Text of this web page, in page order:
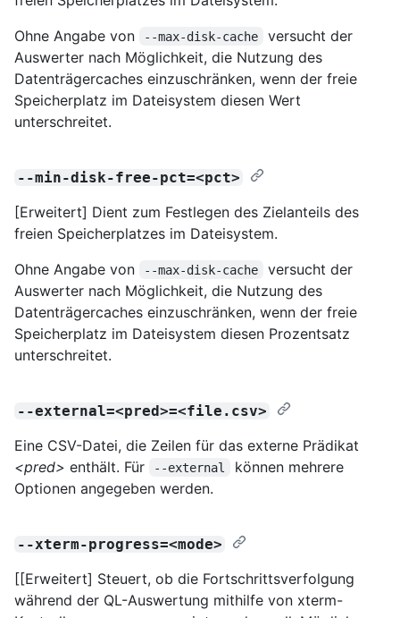
Ohne Angabe von
--max-disk-cache
versucht der
Auswerter nach Möglichkeit, die Nutzung des
Datenträgercaches einzuschränken, wenn der freie
Speicherplatz im Dateisystem diesen Wert
unterschreitet.
--min-disk-free-pct=<pct>
[Erweitert] Dient zum Festlegen des Zielanteils des
freien Speicherplatzes im Dateisystem.
Ohne Angabe von
--max-disk-cache
versucht der
Auswerter nach Möglichkeit, die Nutzung des
Datenträgercaches einzuschränken, wenn der freie
Speicherplatz im Dateisystem diesen Prozentsatz
unterschreitet.
--external=<pred>=<file.csv>
Eine CSV-Datei, die Zeilen für das externe Prädikat
<pred> enthält. Für --external
können mehrere
Optionen angegeben werden.
--xterm-progress=<mode>
[[Erweitert] Steuert, ob die Fortschrittsverfolgung
während der QL-Auswertung mithilfe von xterm-